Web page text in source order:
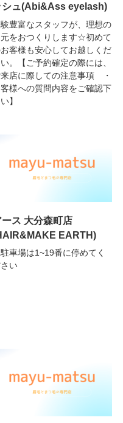
シュ(Abi&Ass eyelash)
豊富なスタッフが、理想の
元をおつくりします☆初めて
客様も安心してお越しくだ
。【ご予約確定の際には、
来店に際しての注意事項 ・
様への質問内容をご確認下
】
ース 大分森町店
EARTH)
車場は1~19番に停めてく
い